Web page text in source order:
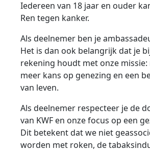
Iedereen van 18 jaar en ouder
Ren tegen kanker.
Als deelnemer ben je
Het is dan ook belangrijk dat je
rekening houdt met onze missie:
meer kans op genezing en een
van leven.
Als deelnemer respecteer je de
van KWF en onze focus op een
Dit betekent dat we niet
worden met roken, de